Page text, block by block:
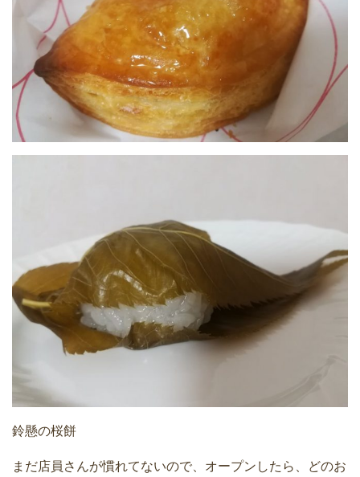
鈴懸の桜餅
まだ店員さんが慣れてないので、オープンしたら、どのお